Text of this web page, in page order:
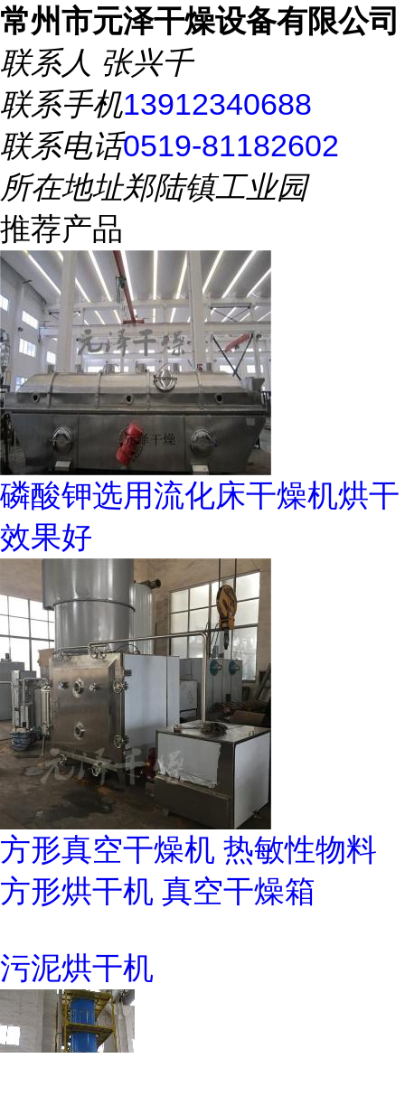
常州市元泽干燥设备有限公司
联系人 张兴千
联系手机13912340688
联系电话0519-81182602
所在地址郑陆镇工业园
推荐产品
磷酸钾选用流化床干燥机烘干
效果好
方形真空干燥机 热敏性物料
方形烘干机 真空干燥箱
污泥烘干机